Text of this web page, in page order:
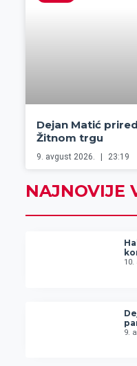
Dejan Matić
Žitnom trgu
9. avgust 2026. 23:19
NAJNOVIJE
10.
9.